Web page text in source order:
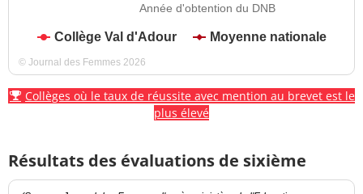
Année d'obtention du DNB
Collège Val d'Adour Moyenne nationale
© Journal des Femmes 2026
Collèges où le taux de réussite avec mention au brevet est le
plus élevé
Résultats des évaluations de sixième